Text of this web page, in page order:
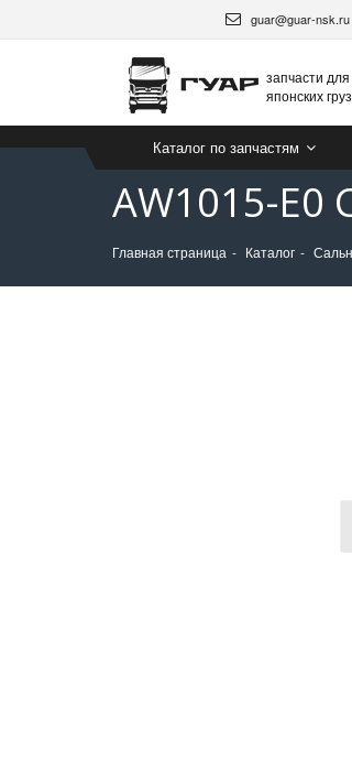
guar@guar-nsk.ru
запчасти
японских
Каталог по запчастям
AW1015-E0
Главная страница Каталог